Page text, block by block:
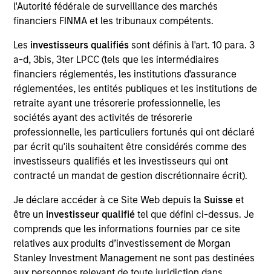
l'Autorité fédérale de surveillance des marchés
financiers FINMA et les tribunaux compétents.
Les investisseurs qualifiés sont définis à l'art. 10 para. 3
a-d, 3bis, 3ter LPCC (tels que les intermédiaires
financiers réglementés, les institutions d'assurance
réglementées, les entités publiques et les institutions de
retraite ayant une trésorerie professionnelle, les
sociétés ayant des activités de trésorerie
professionnelle, les particuliers fortunés qui ont déclaré
par écrit qu'ils souhaitent être considérés comme des
investisseurs qualifiés et les investisseurs qui ont
contracté un mandat de gestion discrétionnaire écrit).
Je déclare accéder à ce Site Web depuis la Suisse et
être un investisseur qualifiétel que défini ci-dessus. Je
comprends que les informations fournies par ce site
relatives aux produits d’investissement de Morgan
Stanley Investment Management ne sont pas destinées
YEARS OF INDUSTRY EXPERIENCE
27 Years
TEAM
Emerging Markets Equity Team
Jitania is Deputy CIO of the Solutions and Multi-
Asset Group, Lead Portfolio Manager for the
Passport Equity Strategies and Head of Macro and
Thematic Research for the Emerging Markets Equity
team at Morgan Stanley. She joined Morgan Stanley
in 2006 and has 27 years of investment experience
in global macro economics, country and market
analytics, currency, thematic and equity
investments. In 2021 Jitania was named in
Citywire’s Top 20 female portfolio managers in the